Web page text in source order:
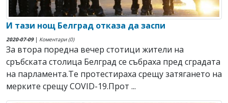
И тази нощ Белград отказа да заспи
2020-07-09| Коментари (0)
За втора поредна вечер стотици жители на
сръбската столица Белград се събраха пред сградата
на парламента.Те протестираха срещу затягането на
мерките срещу COVID-19.Прот ...